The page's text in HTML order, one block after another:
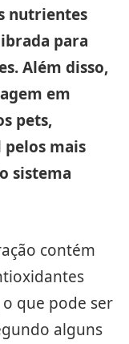
nutrientes
para
Além disso,
em
pets,
mais
sistema
contém
que pode ser
alguns